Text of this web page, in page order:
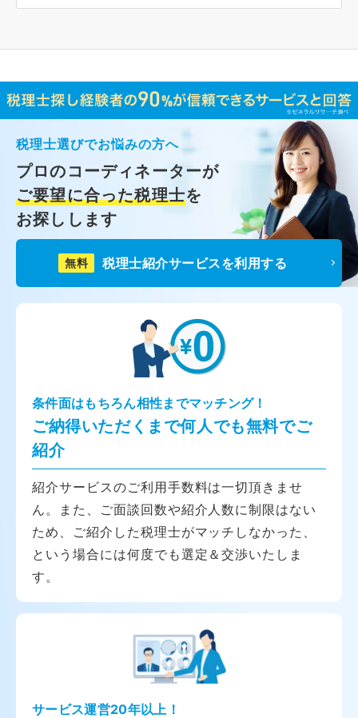
税理士選びでお悩みの方へ
プロのコーディネーターが
ご要望に合った税理士を
お探しします
無料 税理士紹介サービスを利用する
条件面はもちろん相性までマッチング！
ご納得いただくまで何人でも無料でご
紹介
紹介サービスのご利用手数料は一切頂きませ
ん。また、ご面談回数や紹介人数に制限はない
ため、ご紹介した税理士がマッチしなかった、
という場合には何度でも選定＆交渉いたしま
す。
サービス運営20年以上！